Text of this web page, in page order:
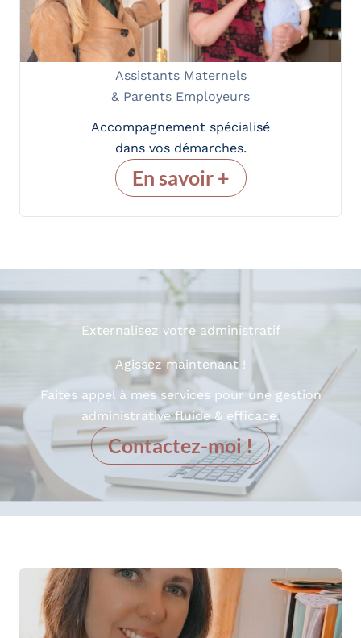
Assistants Maternels
& Parents Employeurs
Accompagnement spécialisé
dans vos démarches.
En savoir +
Externalisez votre administratif
Agissez maintenant !
Faites appel à mes services pour une gestion
administrative fluide & efficace.
Contactez-moi !